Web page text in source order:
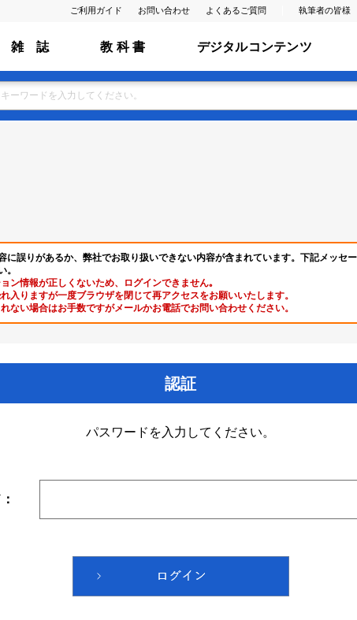
ご利用ガイド お問い合わせ よくあるご質問 執筆者の皆様
雑 誌 教 科 書 デジタルコンテンツ
に誤りがあるか、弊社でお取り扱いできない内容が含まれています。下記メッセ
。
ン情報が正しくないため、ログインできません｡
入りますが一度ブラウザを閉じて再アクセスをお願いいたします。
ない場合はお手数ですがメールかお電話でお問い合わせください。
認証
パスワードを入力してください。